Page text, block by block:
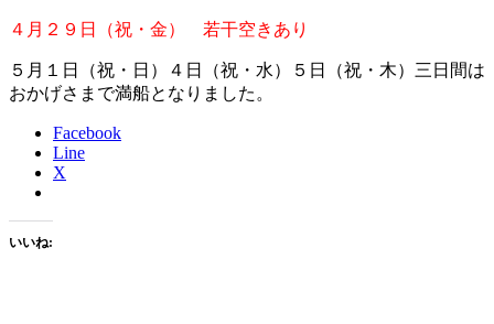
４月２９日（祝・金） 若干空きあり
５月１日（祝・日）４日（祝・水）５日（祝・木）三日間は
おかげさまで満船となりました。
Facebook
Line
X
いいね: